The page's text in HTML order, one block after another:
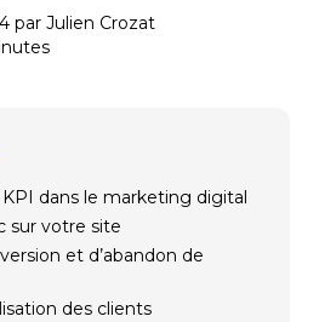
par Julien Crozat
dans le marketing digital
sur votre site
et d’abandon de
des clients